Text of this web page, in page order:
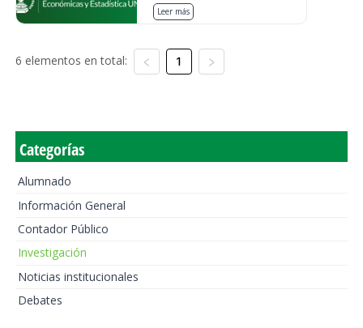
Leer más
6 elementos en total: 1
Categorías
Alumnado
Información General
Contador Público
Investigación
Noticias institucionales
Debates